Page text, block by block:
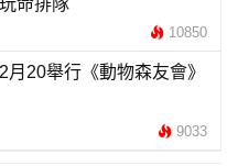
命排隊
10850
20舉行《動物森友會》
9033